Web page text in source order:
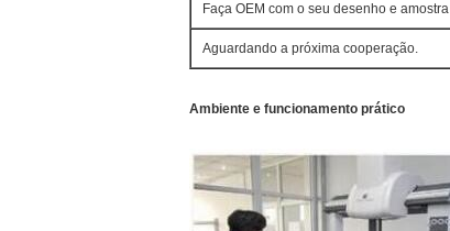
Faça OEM com o seu desenho e amostra
Aguardando a próxima cooperação.
Ambiente e funcionamento prático